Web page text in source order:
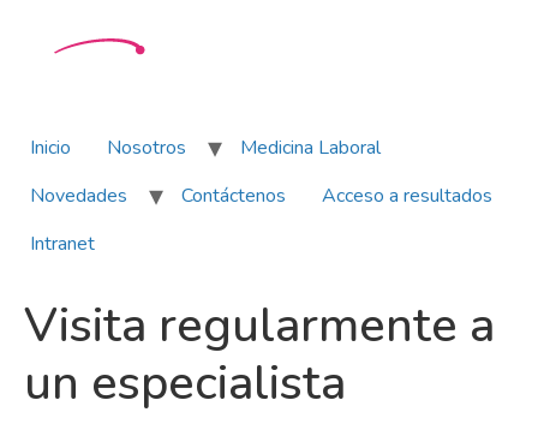
Inicio Nosotros
Medicina Laboral
Novedades
Contáctenos
Acceso a resultados
Intranet
Visita regularmente a
un especialista